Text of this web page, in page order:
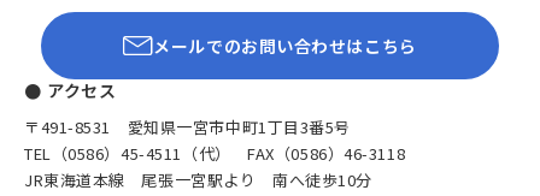
メールでのお問い合わせはこちら
● アクセス
〒491-8531 愛知県一宮市中町1丁目3番5号
TEL（0586）45-4511（代） FAX（0586）46-3118
JR東海道本線 尾張一宮駅より 南へ徒歩10分